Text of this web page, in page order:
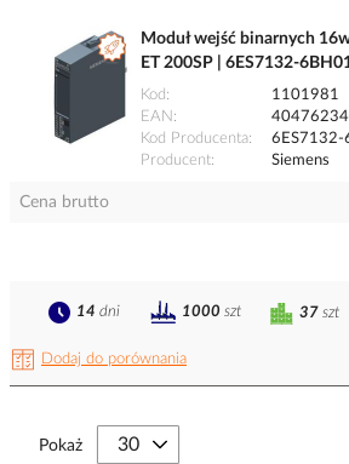
Moduł wejść binarnych
ET 200SP | 6ES7132-
Kod
1101981
EAN
Kod Producenta
6ES7132-
Producent
Siemens
Cena brutto
Dodaj do porównania
37 szt
14 dni 1000 szt
Pokaż